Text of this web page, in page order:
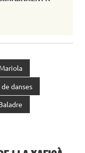
danses